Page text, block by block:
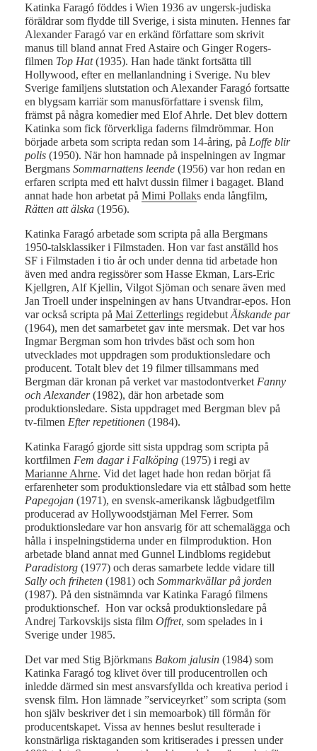
Katinka Faragó föddes i Wien 1936 av ungersk-judiska
föräldrar som flydde till Sverige, i sista minuten. Hennes far
Alexander Faragó var en erkänd författare som skrivit
manus till bland annat Fred Astaire och Ginger Rogers-
filmen Top Hat(1935). Han hade tänkt fortsätta till
Hollywood, efter en mellanlandning i Sverige. Nu blev
Sverige familjens slutstation och Alexander Faragó fortsatte
en blygsam karriär som manusförfattare i svensk film,
främst på några komedier med Elof Ahrle. Det blev dottern
Katinka som fick förverkliga faderns filmdrömmar. Hon
började arbeta som scripta redan som 14-åring, på Loffe blir
polis (1950). När hon hamnade på inspelningen av Ingmar
Bergmans Sommarnattens leende (1956) var hon redan en
erfaren scripta med ett halvt dussin filmer i bagaget. Bland
annat hade hon arbetat på Mimi Pollaks enda långfilm,
Rätten att älska (1956).
Katinka Faragó arbetade som scripta på alla Bergmans
1950-talsklassiker i Filmstaden. Hon var fast anställd hos
SF i Filmstaden i tio år och under denna tid arbetade hon
även med andra regissörer som Hasse Ekman, Lars-Eric
Kjellgren, Alf Kjellin, Vilgot Sjöman och senare även med
Jan Troell under inspelningen av hans Utvandrar-epos. Hon
var också scripta på Mai Zetterlings regidebut Älskande par
(1964), men det samarbetet gav inte mersmak. Det var hos
Ingmar Bergman som hon trivdes bäst och som hon
utvecklades mot uppdragen som produktionsledare och
producent. Totalt blev det 19 filmer tillsammans med
Bergman där kronan på verket var mastodontverket Fanny
och Alexander(1982), där hon arbetade som
produktionsledare. Sista uppdraget med Bergman blev på
tv-filmen Efter repetitionen (1984).
Katinka Faragó gjorde sitt sista uppdrag som scripta på
kortfilmen Fem dagar i Falköping (1975) i regi av
Marianne Ahrne. Vid det laget hade hon redan börjat få
erfarenheter som produktionsledare via ett stålbad som hette
Papegojan (1971), en svensk-amerikansk lågbudgetfilm
producerad av Hollywoodstjärnan Mel Ferrer. Som
produktionsledare var hon ansvarig för att schemalägga och
hålla i inspelningstiderna under en filmproduktion. Hon
arbetade bland annat med Gunnel Lindbloms regidebut
Paradistorg (1977) och deras samarbete ledde vidare till
Sally och friheten (1981) och Sommarkvällar på jorden
(1987). På den sistnämnda var Katinka Faragó filmens
produktionschef. Hon var också produktionsledare på
Andrej Tarkovskijs sista film Offret, som spelades in i
Sverige under 1985.
Det var med Stig Björkmans Bakom jalusin (1984) som
Katinka Faragó tog klivet över till producentrollen och
inledde därmed sin mest ansvarsfyllda och kreativa period i
svensk film. Hon lämnade ”serviceyrket” som scripta (som
hon själv beskriver det i sin memoarbok) till förmån för
producentskapet. Vissa av hennes beslut resulterade i
konstnärliga risktaganden som kritiserades i pressen under